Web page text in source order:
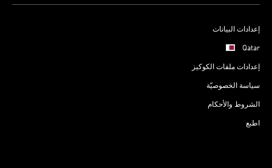
إعدادات البيانات
Qatar
إعدادات ملفات الكوكيز
سياسة الخصوصيّة
الشروط والأحكام
اطبع